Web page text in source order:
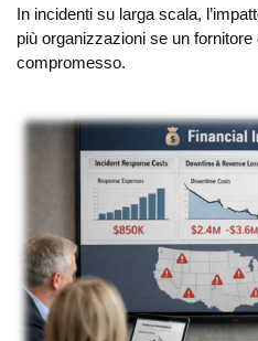
In incidenti su larga scala,
più organizzazioni se un
compromesso.